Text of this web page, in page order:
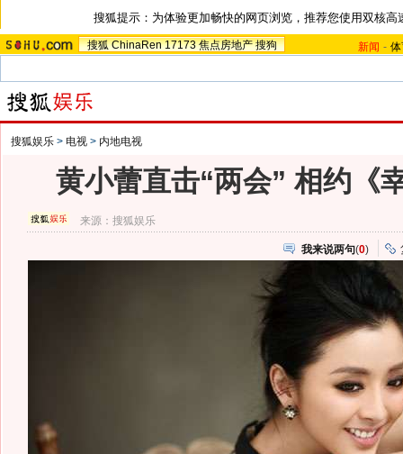
搜狐提示：为体验更加畅快的网页浏览，推荐您使用双核高
搜狐 ChinaRen 17173 焦点房地产 搜狗 新闻 -
搜狐娱乐 > 电视 > 内地电视
黄小蕾直击“两会” 相约《
来源：搜狐娱乐
我来说两句(0)